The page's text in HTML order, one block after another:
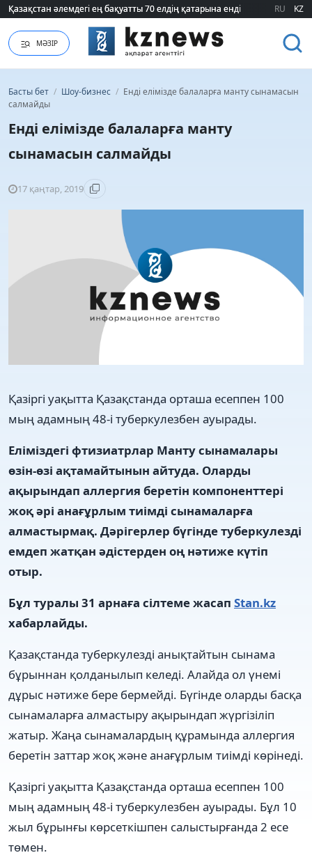
Қазақстан әлемдегі ең бақуатты 70 елдің қатарына енді
Қазақстан әлемдегі ең бақуатты 70 елдің қатарына енді RU KZ
МӘЗІР
Басты бет / Шоу-бизнес / Енді елімізде балаларға манту сынамасын
салмайды
Енді елімізде балаларға манту
сынамасын салмайды
17 қаңтар, 2019
Қазіргі уақытта Қазақстанда орташа есеппен 100
мың адамның 48-і туберкулезбен ауырады.
Еліміздегі фтизиатрлар Манту сынамалары
өзін-өзі ақтамайтынын айтуда. Оларды
ақырындап аллергия беретін компоненттері
жоқ әрі анағұрлым тиімді сынамаларға
алмастырмақ. Дәрігерлер бүгінде туберкулезді
емдеп жатқан әдістерден оң нәтиже күтіп
отыр.
Бұл туралы 31 арнаға сілтеме жасап Stan.kz
хабарлайды.
Қазақстанда туберкулезді анықтайтын сынама
бұрыннан қолданылып келеді. Алайда ол үнемі
дұрыс нәтиже бере бермейді. Бүгінде оларды басқа
сынамаларға алмастыру ақырындап жүргізіліп
жатыр. Жаңа сынамалардың құрамында аллергия
беретін заттар жоқ және анағұрлым тиімді көрінеді.
Қазіргі уақытта Қазақстанда орташа есеппен 100
мың адамның 48-і туберкулезбен ауырады. Бұл 10
жыл бұрынғы көрсеткішпен салыстырғанда 2 есе
төмен.